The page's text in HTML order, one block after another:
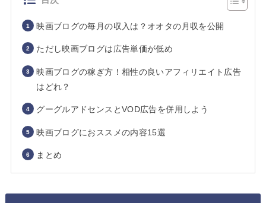
映画ブログの毎月の収入は？オオタの月収を公開
ただし映画ブログは広告単価が低め
映画ブログの稼ぎ方！相性の良いアフィリエイト広告
はどれ？
グーグルアドセンスとVOD広告を併用しよう
映画ブログにおススメの内容15選
まとめ